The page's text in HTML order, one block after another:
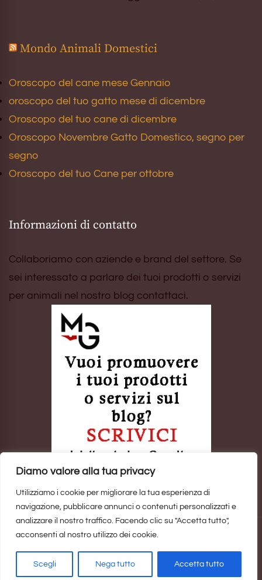
Diamo valore alla tua privacy
Utilizziamo i cookie per migliorare la tua esperienza di
navigazione, pubblicare annunci o contenuti personalizzati e
analizzare il nostro traffico. Facendo clic su "Accetta tutto",
acconsenti al nostro utilizzo dei cookie.
Scegli Nega tutto Accetta tutto
Mondo Animali Domestici
Oroscopo del cane mese Gennaio
oroscopo del tuo gatto mese di dicembre
Oroscopo del tuo cane di dicembre
Oroscopo Novembre Gatto Domestico, segno per
segno
Oroscopo del tuo Cane per ottobre
Informazioni di contatto
Collaboriamo con aziende e brand del settore. Se
sei interessato a parlare dei tuoi prodotti o servizi
per animali nel nostro blog contattaci.
Sito realizzato daMarina Galatioto. ©2025 Tutti i Diritti Riservati -
Privacy Policy
Privacy Policy Copyright, Privacy & Cookies Policy